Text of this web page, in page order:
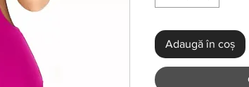
Adaugă în coș